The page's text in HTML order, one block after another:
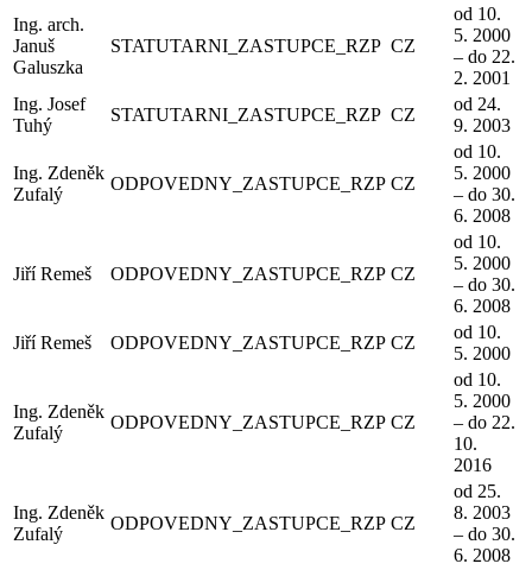
Ing. arch.
Januš
Galuszka
STATUTARNI_ZASTUPCE_RZP CZ
od 10.
5. 2000
– do 22.
2. 2001
Ing. Josef
Tuhý
STATUTARNI_ZASTUPCE_RZP CZ
od 24.
9. 2003
Ing. Zdeněk
Zufalý
ODPOVEDNY_ZASTUPCE_RZP CZ
od 10.
5. 2000
– do 30.
6. 2008
Jiří Remeš ODPOVEDNY_ZASTUPCE_RZP CZ
od 10.
5. 2000
– do 30.
6. 2008
Jiří Remeš
ODPOVEDNY_ZASTUPCE_RZP CZ
od 10.
5. 2000
Ing. Zdeněk
Zufalý
ODPOVEDNY_ZASTUPCE_RZP CZ
od 10.
5. 2000
– do 22.
10.
2016
Ing. Zdeněk
Zufalý
ODPOVEDNY_ZASTUPCE_RZP CZ
od 25.
8. 2003
– do 30.
6. 2008